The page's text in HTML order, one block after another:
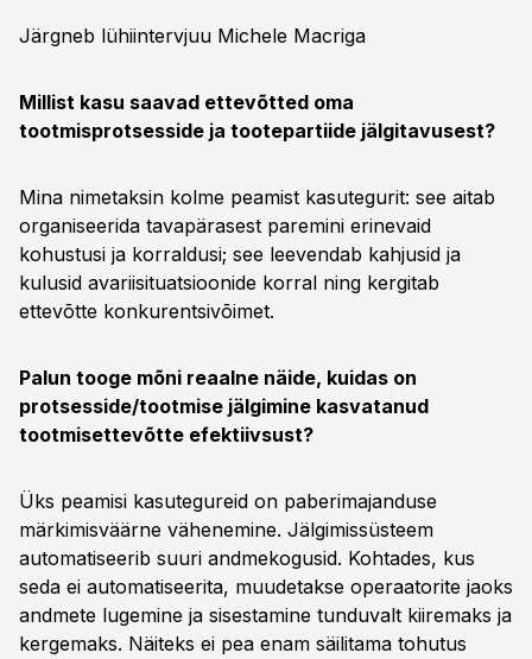
Järgneb lühiintervjuu Michele Macriga
Millist kasu saavad ettevõtted oma
tootmisprotsesside ja tootepartiide jälgitavusest?
Mina nimetaksin kolme peamist kasutegurit: see aitab
organiseerida tavapärasest paremini erinevaid
kohustusi ja korraldusi; see leevendab kahjusid ja
kulusid avariisituatsioonide korral ning kergitab
ettevõtte konkurentsivõimet.
Palun tooge mõni reaalne näide, kuidas on
protsesside/tootmise jälgimine kasvatanud
tootmisettevõtte efektiivsust?
Üks peamisi kasutegureid on paberimajanduse
märkimisväärne vähenemine. Jälgimissüsteem
automatiseerib suuri andmekogusid. Kohtades, kus
seda ei automatiseerita, muudetakse operaatorite jaoks
andmete lugemine ja sisestamine tunduvalt kiiremaks ja
kergemaks. Näiteks ei pea enam säilitama tohutus